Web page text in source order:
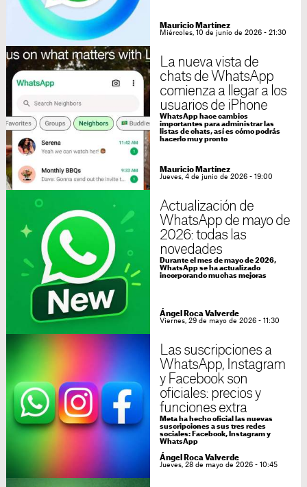
Mauricio Martínez
Miércoles, 10 de junio de 2026 - 21:30
La nueva vista de
chats de WhatsApp
comienza a llegar a los
usuarios de iPhone
WhatsApp hace cambios
importantes para administrar las
listas de chats, así es cómo podrás
hacerlo muy pronto
Mauricio Martínez
Jueves, 4 de junio de 2026 - 19:00
Actualización de
WhatsApp de mayo de
2026: todas las
novedades
Durante el mes de mayo de 2026,
WhatsApp se ha actualizado
incorporando muchas mejoras
Ángel Roca Valverde
Viernes, 29 de mayo de 2026 - 11:30
Las suscripciones a
WhatsApp, Instagram
y Facebook son
oficiales: precios y
funciones extra
Meta ha hecho oficial las nuevas
suscripciones a sus tres redes
sociales: Facebook, Instagram y
WhatsApp
Ángel Roca Valverde
Jueves, 28 de mayo de 2026 - 10:45